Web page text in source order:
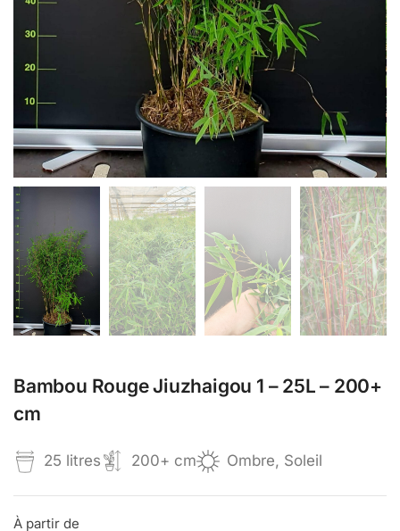
Bambou Rouge Jiuzhaigou 1 – 25L – 200+
cm
25 litres 200+ cm Ombre, Soleil
À partir de